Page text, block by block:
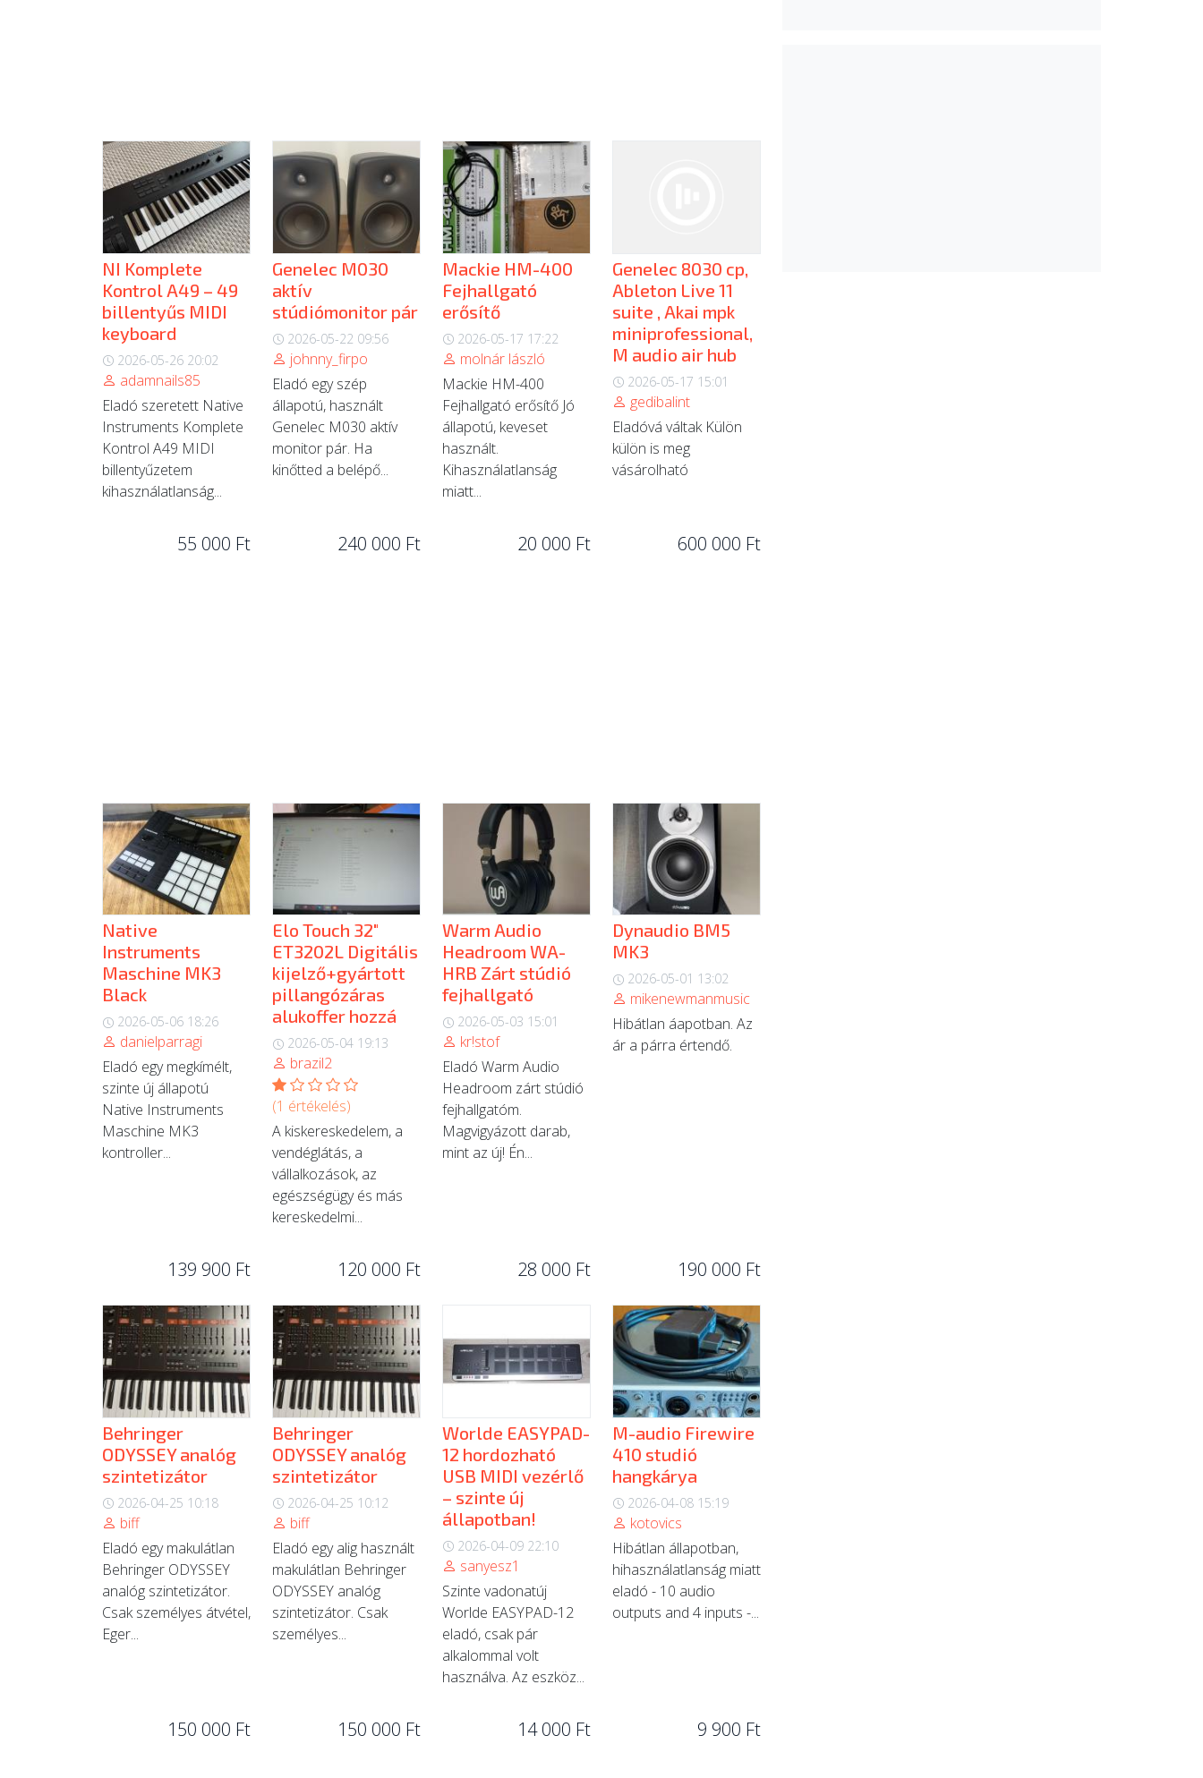
NI Komplete
Kontrol A49 – 49
billentyűs MIDI
keyboard
2026-05-26 20:02
adamnails85
Eladó szeretett Native
Instruments Komplete
Kontrol A49 MIDI
billentyűzetem
kihasználatlanság...
55 000 Ft
Genelec M030
aktív
stúdiómonitor pár
2026-05-22 09:56
johnny_firpo
Eladó egy szép
állapotú, használt
Genelec M030 aktív
monitor pár. Ha
kinőtted a belépő...
240 000 Ft
Mackie HM-400
Fejhallgató
erősítő
2026-05-17 17:22
molnár lászló
Mackie HM-400
Fejhallgató erősítő Jó
állapotú, keveset
használt.
Kihasználatlanság
miatt...
20 000 Ft
Genelec 8030 cp,
Ableton Live 11
suite , Akai mpk
miniprofessional,
M audio air hub
2026-05-17 15:01
gedibalint
Eladóvá váltak Külön
külön is meg
vásárolható
600 000 Ft
Native
Instruments
Maschine MK3
Black
2026-05-06 18:26
danielparragi
Eladó egy megkímélt,
szinte új állapotú
Native Instruments
Maschine MK3
kontroller...
139 900 Ft
Elo Touch 32"
ET3202L Digitális
kijelző+gyártott
pillangózáras
alukoffer hozzá
2026-05-04 19:13
brazil2
(1 értékelés)
A kiskereskedelem, a
vendéglátás, a
vállalkozások, az
egészségügy és más
kereskedelmi...
120 000 Ft
Warm Audio
Headroom WA-
HRB Zárt stúdió
fejhallgató
2026-05-03 15:01
kr!stof
Eladó Warm Audio
Headroom zárt stúdió
fejhallgatóm.
Magvigyázott darab,
mint az új! Én...
28 000 Ft
Dynaudio BM5
MK3
2026-05-01 13:02
mikenewmanmusic
Hibátlan áapotban. Az
ár a párra értendő.
190 000 Ft
Behringer
ODYSSEY analóg
szintetizátor
2026-04-25 10:18
biff
Eladó egy makulátlan
Behringer ODYSSEY
analóg szintetizátor.
Csak személyes átvétel,
Eger...
150 000 Ft
Behringer
ODYSSEY analóg
szintetizátor
2026-04-25 10:12
biff
Eladó egy alig használt
makulátlan Behringer
ODYSSEY analóg
szintetizátor. Csak
személyes...
150 000 Ft
Worlde EASYPAD-
12 hordozható
USB MIDI vezérlő
– szinte új
állapotban!
2026-04-09 22:10
sanyesz1
Szinte vadonatúj
Worlde EASYPAD-12
eladó, csak pár
alkalommal volt
használva. Az eszköz...
14 000 Ft
M-audio Firewire
410 studió
hangkárya
2026-04-08 15:19
kotovics
Hibátlan állapotban,
hihasználatlanság miatt
eladó - 10 audio
outputs and 4 inputs -...
9 900 Ft